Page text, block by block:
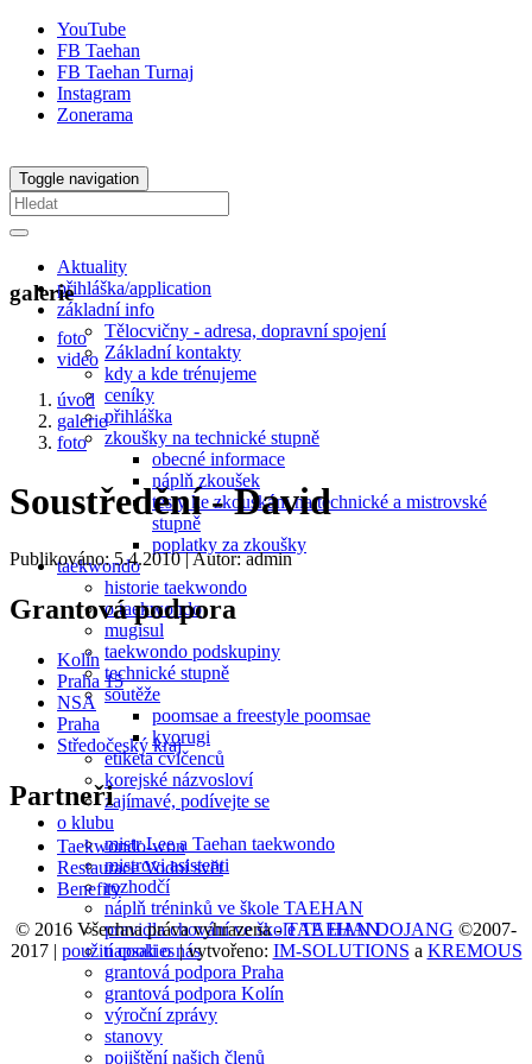
YouTube
FB Taehan
FB Taehan Turnaj
Instagram
Zonerama
Toggle navigation
Aktuality
přihláška/application
základní info
Tělocvičny - adresa, dopravní spojení
Základní kontakty
kdy a kde trénujeme
ceníky
přihláška
zkoušky na technické stupně
obecné informace
náplň zkoušek
testy ke zkouškám na technické a mistrovské
stupně
poplatky za zkoušky
taekwondo
historie taekwondo
o taekwondo
mugisul
taekwondo podskupiny
technické stupně
soutěže
poomsae a freestyle poomsae
kyorugi
etiketa cvičenců
korejské názvosloví
zajímavé, podívejte se
o klubu
mistr Lee a Taehan taekwondo
mistrovi asistenti
rozhodčí
náplň tréninků ve škole TAEHAN
pravidla chování ve škole TAEHAN
napsali o nás
grantová podpora Praha
grantová podpora Kolín
výroční zprávy
stanovy
pojištění našich členů
galerie
foto
video
úvod
galerie
foto
Soustředění - David
Publikováno: 5.4.2010| Autor: admin
Grantová podpora
Kolín
Praha 15
NSA
Praha
Středočeský kraj
Partneři
Taekwondo-won
Restaurace Vodní svět
Benefity
© 2016 Všechna práva vyhrazena -TAE HAN DOJANG ©2007-
2017 | použití cookies| vytvořeno: IM-SOLUTIONS a KREMOUS